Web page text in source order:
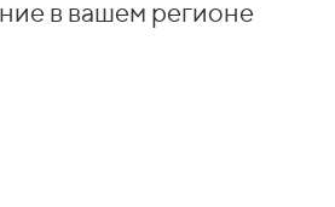
в вашем регионе